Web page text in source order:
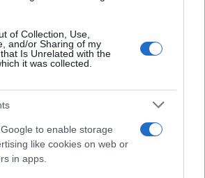
of Collection, Use,
and/or Sharing of my
Is Unrelated with the
it was collected.
to enable storage
like cookies on web or
in apps.
για το μπάχαλο που
το τηλέφωνο του
και το δεύτερον, δεν μας είπε
λογισμικό το Predator,
στην χώρα και εάν είναι
να μην γνωρίζει ποιος το